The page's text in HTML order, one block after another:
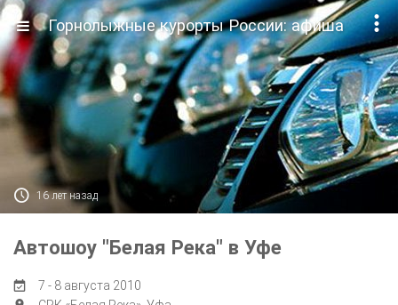

Горнолыжные курорты России: афиша
 16 лет назад
Автошоу "Белая Река" в Уфе
 7 - 8 августа 2010